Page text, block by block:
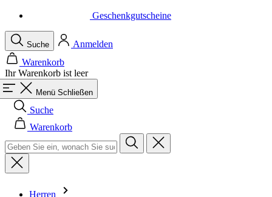
Ihr Warenkorb ist leer
Menü Schließen
Suche
Warenkorb
Herren
Alle in der Kategorie Herren